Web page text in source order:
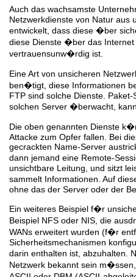
Auch das wachsamste
Netzwerkdienste von Natur aus
entwickelt, dass diese �ber
diese Dienste �ber das
vertrauensunw�rdig ist.
Eine Art von unsicheren
ben�tigt, diese Informationen
FTP sind solche Dienste.
solchen Server �berwacht,
Die oben genannten Dienste
Attacke zum Opfer fallen. Bei
gecrackten Name-Server
dann jemand eine Remote-
unsichtbare Leitung, und sitzt
sammelt Informationen. Auf
ohne das der Server oder der
Ein weiteres Beispiel f�r
Beispiel NFS oder NIS, die
WANs erweitert wurden (f�r
Sicherheitsmechanismen
darin enthalten ist, abzuhalten.
Netzwerk bekannt sein